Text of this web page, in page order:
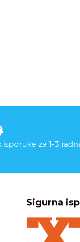
isporuke za 1-3
Sigurna